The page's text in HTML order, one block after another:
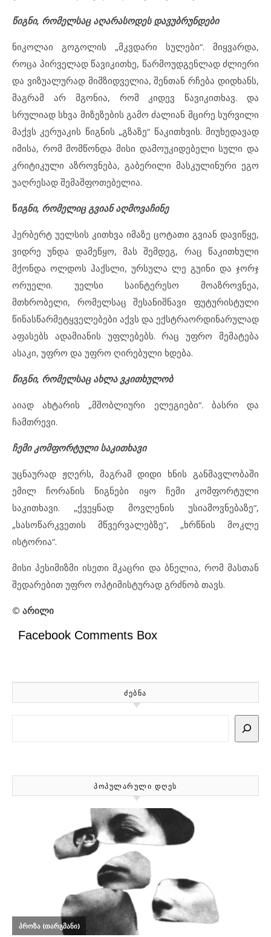
წიგნი, რომელსაც აღარასოდეს დავუბრუნდები
ნიკოლაი გოგოლის „მკვდარი სულები“. მიყვარდა,
როცა პირველად წავიკითხე, წარმოუდგენლად ძლიერი
და ვიზუალურად მიმზიდველია, შენთან რჩება დიდხანს,
მაგრამ არ მგონია, რომ კიდევ წავიკითხავ. და
სრულიად სხვა მიზეზების გამო ძალიან მცირე სურვილი
მაქვს კერუაკის წიგნის „გზაზე“ წაკითხვის. მიუხედავად
იმისა, რომ მომწონდა მისი დამოუკიდებელი სული და
კრიტიკული აზროვნება, გაბერილი მასკულინური ეგო
უაღრესად შემაშფოთებელია.
წიგნი, რომელიც გვიან აღმოვაჩინე
ჰერბერტ უელსის კითხვა იმაზე ცოტათი გვიან დავიწყე,
ვიდრე უნდა დამეწყო, მას შემდეგ, რაც წაკითხული
მქონდა ოლდოს ჰაქსლი, ურსულა ლე გუინი და ჯორჯ
ორუელი. უელსი საინტერესო მოაზროვნეა,
მთხრობელი, რომელსაც შესანიშნავი ფუტურისტული
წინასწარმეტყველებები აქვს და ექსტრაორდინარულად
აფასებს ადამიანის უფლებებს. რაც უფრო მემატება
ასაკი, უფრო და უფრო ღირებული ხდება.
წიგნი, რომელსაც ახლა ვკითხულობ
აიად ახტარის „მშობლიური ელეგიები“. ბასრი და
ჩამთრევი.
ჩემი კომფორტული საკითხავი
უცნაურად ჟღერს, მაგრამ დიდი ხნის განმავლობაში
ემილ ჩორანის წიგნები იყო ჩემი კომფორტული
საკითხავი. „ქვეყნად მოვლენის უსიამოვნებაზე“,
„სასოწარკვეთის მწვერვალებზე“, „ხრწნის მოკლე
ისტორია“.
მისი პესიმიზმი ისეთი მკაცრი და ბნელია, რომ მასთან
შედარებით უფრო ოპტიმისტურად გრძნობ თავს.
© არილი
Facebook Comments Box
ᲫᲔᲑᲜᲐ
ᲞᲝᲞᲣᲚᲐᲠᲣᲚᲘ ᲓᲦᲔᲡ